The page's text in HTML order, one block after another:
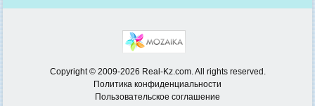
Copyright © 2009-2026 Real-Kz.com. All rights reserved.
Политика конфиденциальности
Пользовательское соглашение